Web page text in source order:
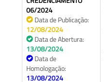
06/2024
Data de Publicação:
12/08/2024
Data de Abertura:
13/08/2024
Data de
Homologação:
13/08/2024